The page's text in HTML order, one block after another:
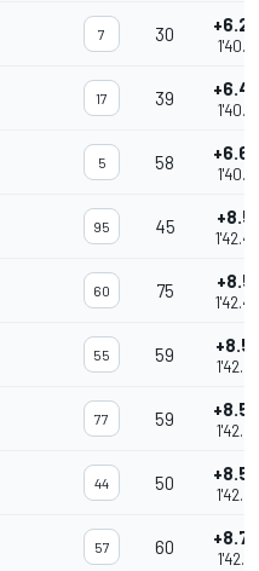
7 30
17 39
5 58
95 45
60 75
55 59
77 59
44 50
57 60